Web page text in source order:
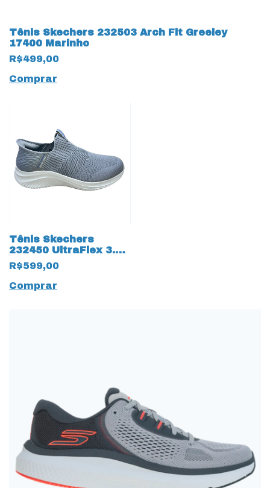
Tênis Skechers 232503 Arch Fit Greeley
17400 Marinho
R$499,00
Comprar
Tênis Skechers
232450 UltraFlex 3.0
Slip-ins 17384 Cinza
R$599,00
Comprar